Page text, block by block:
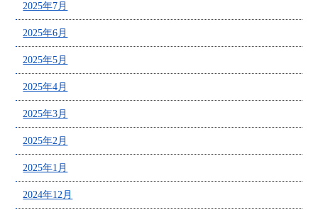
2025年7月
2025年6月
2025年5月
2025年4月
2025年3月
2025年2月
2025年1月
2024年12月